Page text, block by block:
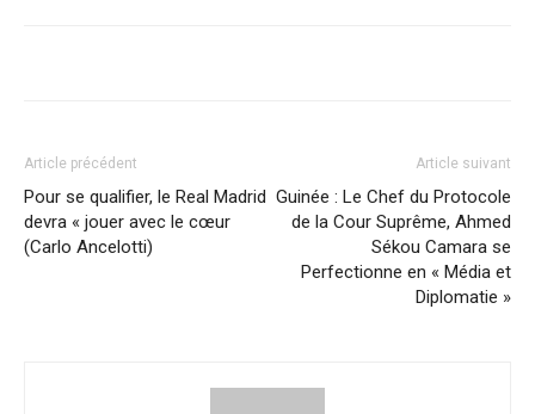
Article précédent
Pour se qualifier, le Real Madrid
devra « jouer avec le cœur
(Carlo Ancelotti)
Article suivant
Guinée : Le Chef du Protocole
de la Cour Suprême, Ahmed
Sékou Camara se
Perfectionne en « Média et
Diplomatie »